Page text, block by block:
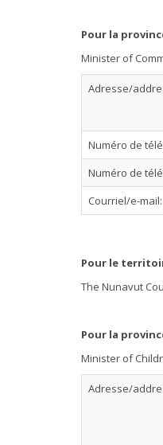
Pour la
Minister of
Adresse/
Numéro de
Numéro de
Courriel/e-mail:
Pour le
The Nunavut
Pour la
Minister of
Adresse/